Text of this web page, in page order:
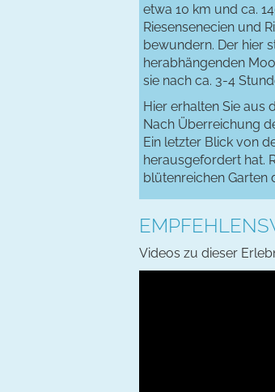
etwa 10 km und ca.
Riesensenecien und
bewundern. Der hier
herabhängenden
sie nach ca. 3-4
Hier erhalten Sie aus
Nach Überreichung
Ein letzter Blick von
herausgefordert hat.
blütenreichen Garten
Videos zu dieser